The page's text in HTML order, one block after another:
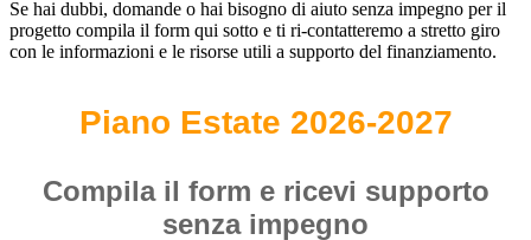
Se hai dubbi, domande o hai bisogno di aiuto senza impegno per il
progetto compila il form qui sotto e ti ri-contatteremo a stretto giro
con le informazioni e le risorse utili a supporto del finanziamento.